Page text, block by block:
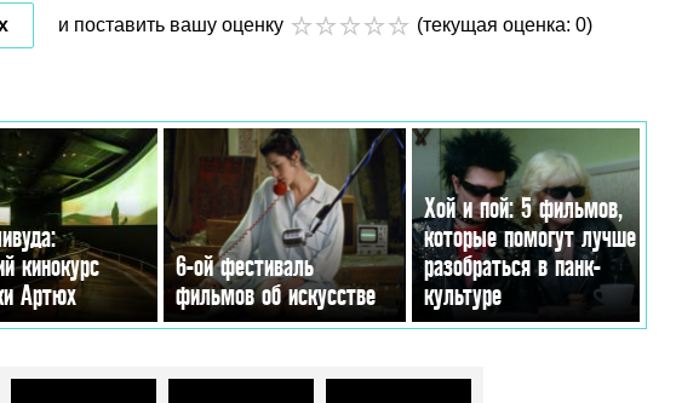
и поставить вашу оценку (текущая оценка: 0)
кинокурс
Артюх
6-ой фестиваль
фильмов об искусстве
Хой и пой: 5 фильмов,
которые помогут лучше
разобраться в панк-
культуре